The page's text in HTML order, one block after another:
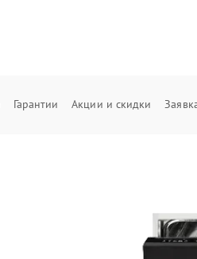
Гарантии Акции и скидки